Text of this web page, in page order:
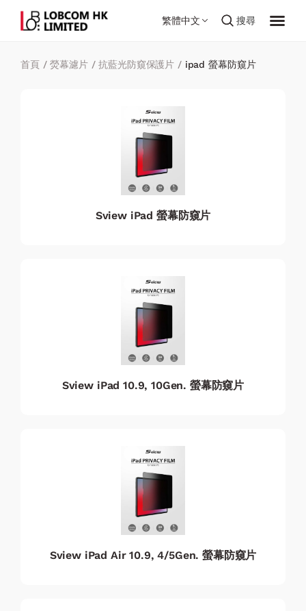
繁體中文 搜尋
首頁/熒幕濾片/抗藍光防窺保護片 / ipad 螢幕防窺片
Sview iPad 螢幕防窺片
Sview iPad 10.9, 10Gen. 螢幕防窺片
Sview iPad Air 10.9, 4/5Gen. 螢幕防窺片